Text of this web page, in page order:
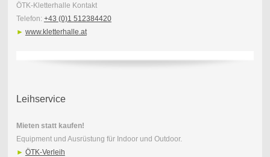
ÖTK-Kletterhalle Kontakt
Telefon: +43 (0)1 512384420
► www.kletterhalle.at
Leihservice
Mieten statt kaufen!
Equipment und Ausrüstung für Indoor und Outdoor.
► ÖTK-Verleih